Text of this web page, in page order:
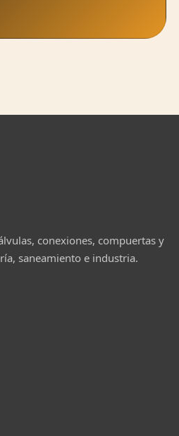
conexiones, compuertas y
saneamiento e industria.